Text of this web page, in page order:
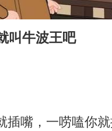
茅台部分直营店飞天
白海豚将正面袭击贯穿
酒店花洒现排泄物住
叫牛波王吧
插嘴，一唠嗑你